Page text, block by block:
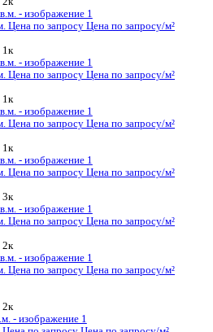
Цена по запросу Цена по
Цена по запросу Цена по
2к
Цена по запросу Цена по
2к
2к